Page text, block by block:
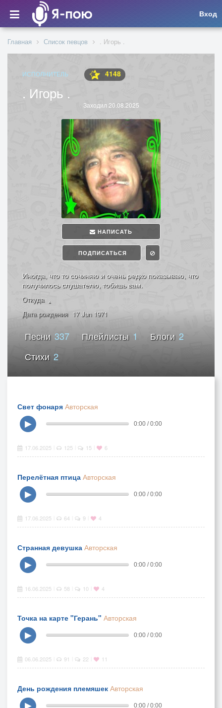
Вход
Главная Список певцов . Игорь .
ИСПОЛНИТЕЛЬ 4148
. Игорь .
Заходил 20.08.2025
НАПИСАТЬ
ПОДПИСАТЬСЯ
Иногда, что то сочиняю и очень редко показываю, что
получилось слушателю, тобишь вам.
Откуда .
Дата рождения 17 Jun 1971
Песни 337 Плейлисты 1 Блоги 2
Стихи 2
Свет фонаря Авторская
▶
0:00 / 0:00
17.06.2025 125 15 6
Перелётная птица Авторская
▶
0:00 / 0:00
17.06.2025 64 9 4
Странная девушка Авторская
▶
0:00 / 0:00
16.06.2025 58 10 4
Точка на карте "Герань" Авторская
▶
0:00 / 0:00
06.06.2025 91 22 11
День рождения племяшек Авторская
▶
0:00 / 0:00